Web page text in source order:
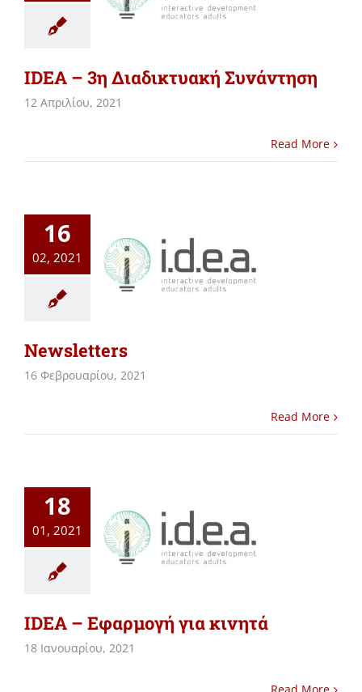
IDEA – 3η Διαδικτυακή Συνάντηση
12 Απριλίου, 2021
Read More
16
02, 2021
Newsletters
16 Φεβρουαρίου, 2021
Read More
18
01, 2021
IDEA – Εφαρμογή για κινητά
18 Ιανουαρίου, 2021